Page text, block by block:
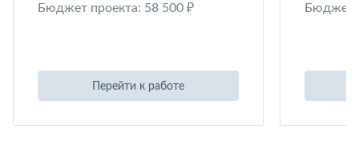
Бюджет проекта: 58 500 ₽
Перейти к работе
Бюджет